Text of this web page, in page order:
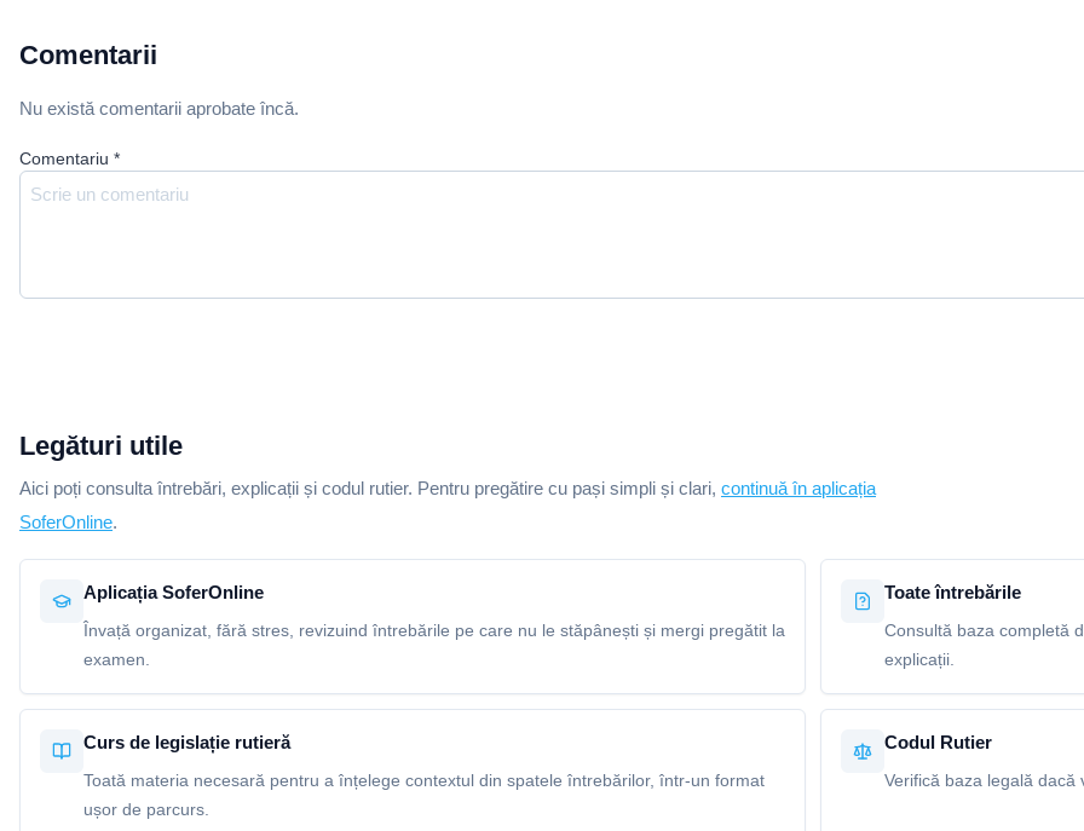
Comentarii
Nu există comentarii aprobate încă.
Comentariu *
Legături utile
Aici poți consulta întrebări, explicații și codul rutier. Pentru pregătire cu pași simpli și clari, continuă în aplicația
SoferOnline.
Aplicația SoferOnline
Învață organizat, fără stres, revizuind întrebările pe care nu le stăpânești și mergi pregătit la
examen.
Toate întrebările
Consultă baza completă
explicații.
Curs de legislație rutieră
Toată materia necesară pentru a înțelege contextul din spatele întrebărilor, într-un format
ușor de parcurs.
Codul Rutier
Verifică baza legală dacă